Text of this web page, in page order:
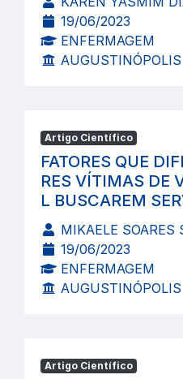
19/06/2023
ENFERMAGEM
AUGUSTINÓPOLIS
Artigo Científico
FATORES QUE
RES VÍTIMAS DE
L BUSCAREM
MIKAELE SOARES
19/06/2023
ENFERMAGEM
AUGUSTINÓPOLIS
Artigo Científico